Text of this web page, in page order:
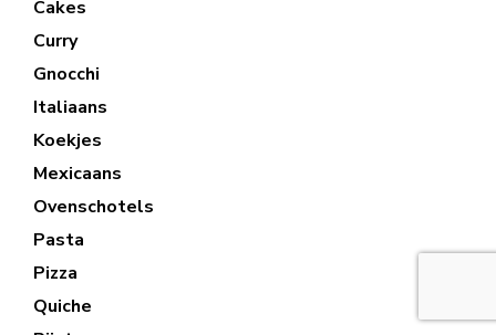
Cakes
Curry
Gnocchi
Italiaans
Koekjes
Mexicaans
Ovenschotels
Pasta
Pizza
Quiche